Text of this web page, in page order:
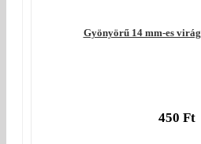
Gyönyörű 14 mm-es
450 Ft